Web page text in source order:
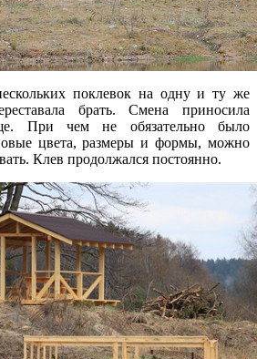
поклевок на одну и ту же
брать. Смена приносила
При чем не обязательно было
цвета, размеры и формы, можно
Клев продолжался постоянно.